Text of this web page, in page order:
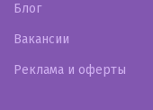
Блог
Вакансии
Реклама и оферты